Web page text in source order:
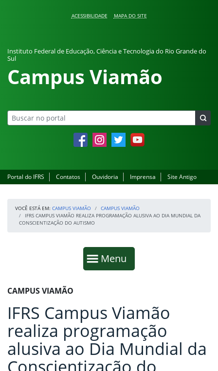
ACESSIBILIDADE MAPA DO SITE
Instituto Federal de Educação, Ciência e Tecnologia do Rio Grande do
Sul
Campus Viamão
FacebookInstagramTwitter YouTube
Portal do IFRS Contatos Ouvidoria Imprensa Site Antigo
VOCÊ ESTÁ EM: CAMPUS VIAMÃO
CAMPUS VIAMÃO
IFRS CAMPUS VIAMÃO REALIZA PROGRAMAÇÃO ALUSIVA AO DIA MUNDIAL DA
CONSCIENTIZAÇÃO DO AUTISMO
Mostrar
Menu
Fim da navegação
Início do conteúdo
CAMPUS VIAMÃO
IFRS Campus Viamão
realiza programação
alusiva ao Dia Mundial da